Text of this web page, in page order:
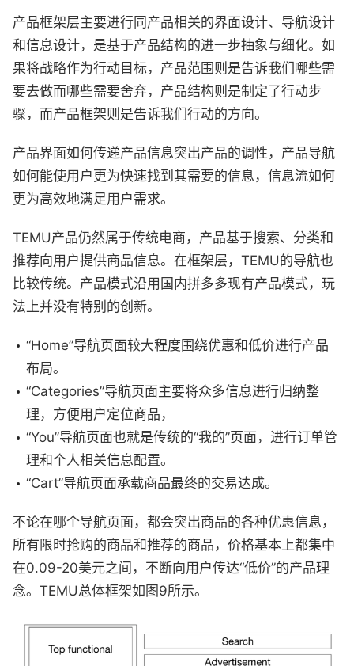
产品框架层主要进行同产品相关的界面设计、导航设计
和信息设计，是基于产品结构的进一步抽象与细化。如
果将战略作为行动目标，产品范围则是告诉我们哪些需
要去做而哪些需要舍弃，产品结构则是制定了行动步
骤，而产品框架则是告诉我们行动的方向。
产品界面如何传递产品信息突出产品的调性，产品导航
如何能使用户更为快速找到其需要的信息，信息流如何
更为高效地满足用户需求。
TEMU产品仍然属于传统电商，产品基于搜索、分类和
推荐向用户提供商品信息。在框架层，TEMU的导航也
比较传统。产品模式沿用国内拼多多现有产品模式，玩
法上并没有特别的创新。
“Home”导航页面较大程度围绕优惠和低价进行产品
布局。
“Categories”导航页面主要将众多信息进行归纳整
理，方便用户定位商品，
“You”导航页面也就是传统的“我的”页面，进行订单管
理和个人相关信息配置。
“Cart”导航页面承载商品最终的交易达成。
不论在哪个导航页面，都会突出商品的各种优惠信息，
所有限时抢购的商品和推荐的商品，价格基本上都集中
在0.09-20美元之间，不断向用户传达“低价”的产品理
念。TEMU总体框架如图9所示。